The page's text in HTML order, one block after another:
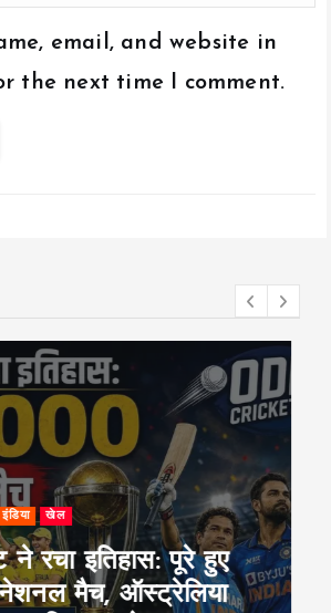
email, and website in
the next time I comment.
इंडिया
Fall: सेंसेक्स 455